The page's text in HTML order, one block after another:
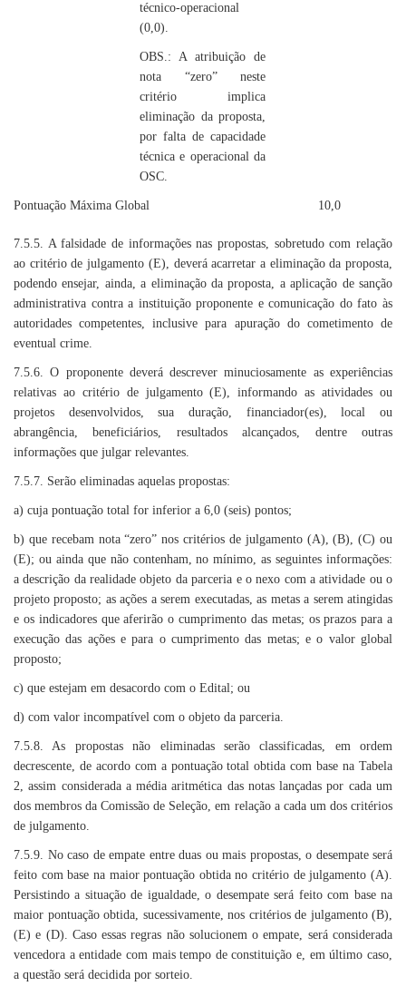
técnico-operacional
(0,0).
OBS.: A atribuição de
nota “zero” neste
critério implica
eliminação da proposta,
por falta de capacidade
técnica e operacional da
OSC.
Pontuação Máxima Global 10,0
7.5.5. A falsidade de informações nas propostas, sobretudo com relação
ao critério de julgamento (E), deverá acarretar a eliminação da proposta,
podendo ensejar, ainda, a eliminação da proposta, a aplicação de sanção
administrativa contra a instituição proponente e comunicação do fato às
autoridades competentes, inclusive para apuração do cometimento de
eventual crime.
7.5.6. O proponente deverá descrever minuciosamente as experiências
relativas ao critério de julgamento (E), informando as atividades ou
projetos desenvolvidos, sua duração, financiador(es), local ou
abrangência, beneficiários, resultados alcançados, dentre outras
informações que julgar relevantes.
7.5.7. Serão eliminadas aquelas propostas:
a) cuja pontuação total for inferior a 6,0 (seis) pontos;
b) que recebam nota “zero” nos critérios de julgamento (A), (B), (C) ou
(E); ou ainda que não contenham, no mínimo, as seguintes informações:
a descrição da realidade objeto da parceria e o nexo com a atividade ou o
projeto proposto; as ações a serem executadas, as metas a serem atingidas
e os indicadores que aferirão o cumprimento das metas; os prazos para a
execução das ações e para o cumprimento das metas; e o valor global
proposto;
c) que estejam em desacordo com o Edital; ou
d) com valor incompatível com o objeto da parceria.
7.5.8. As propostas não eliminadas serão classificadas, em ordem
decrescente, de acordo com a pontuação total obtida com base na Tabela
2, assim considerada a média aritmética das notas lançadas por cada um
dos membros da Comissão de Seleção, em relação a cada um dos critérios
de julgamento.
7.5.9. No caso de empate entre duas ou mais propostas, o desempate será
feito com base na maior pontuação obtida no critério de julgamento (A).
Persistindo a situação de igualdade, o desempate será feito com base na
maior pontuação obtida, sucessivamente, nos critérios de julgamento (B),
(E) e (D). Caso essas regras não solucionem o empate, será considerada
vencedora a entidade com mais tempo de constituição e, em último caso,
a questão será decidida por sorteio.